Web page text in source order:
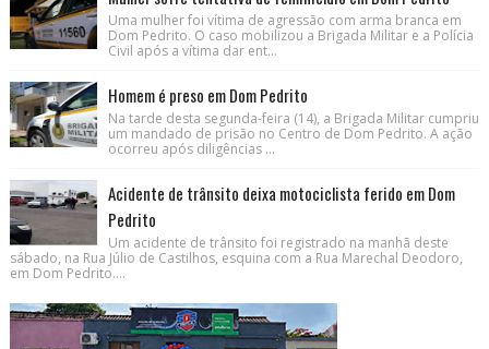
Uma mulher foi vítima de agressão com arma branca em
Dom Pedrito. O caso mobilizou a Brigada Militar e a Polícia
Civil após a vítima dar ent...
Homem é preso em Dom Pedrito
Na tarde desta segunda-feira (14), a Brigada Militar cumpriu
um mandado de prisão no Centro de Dom Pedrito. A ação
ocorreu após diligências ...
Acidente de trânsito deixa motociclista ferido em Dom
Pedrito
Um acidente de trânsito foi registrado na manhã deste
sábado, na Rua Júlio de Castilhos, esquina com a Rua Marechal Deodoro,
em Dom Pedrito....